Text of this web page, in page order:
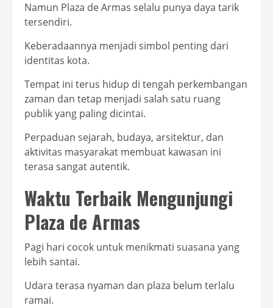
Namun Plaza de Armas selalu punya daya tarik
tersendiri.
Keberadaannya menjadi simbol penting dari
identitas kota.
Tempat ini terus hidup di tengah perkembangan
zaman dan tetap menjadi salah satu ruang
publik yang paling dicintai.
Perpaduan sejarah, budaya, arsitektur, dan
aktivitas masyarakat membuat kawasan ini
terasa sangat autentik.
Waktu Terbaik Mengunjungi
Plaza de Armas
Pagi hari cocok untuk menikmati suasana yang
lebih santai.
Udara terasa nyaman dan plaza belum terlalu
ramai.